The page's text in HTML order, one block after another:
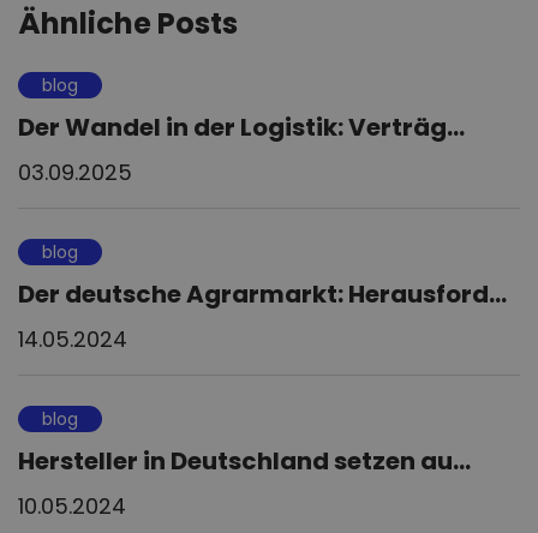
Ähnliche Posts
blog
Der Wandel in der Logistik: Verträg...
03.09.2025
blog
Der deutsche Agrarmarkt: Herausford...
14.05.2024
blog
Hersteller in Deutschland setzen au...
10.05.2024